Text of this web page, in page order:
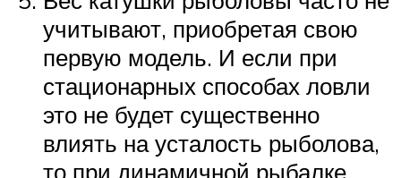
учитывают, приобретая свою
первую модель. И если при
стационарных способах ловли
это не будет существенно
влиять на усталость рыболова,
то при динамичной рыбалке